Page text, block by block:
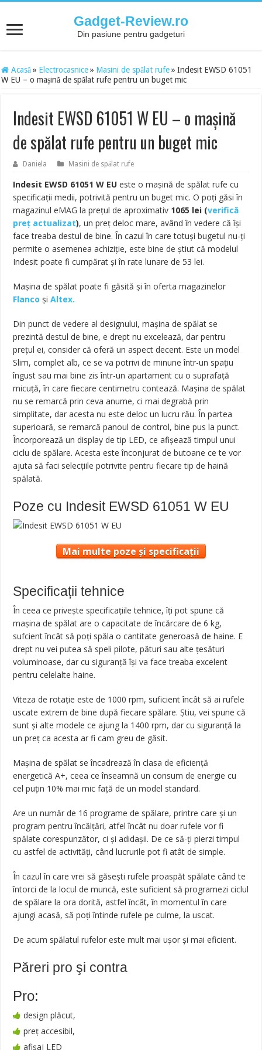
Gadget-Review.ro
Din pasiune pentru gadgeturi
Acasă » Electrocasnice » Masini de spălat rufe » Indesit EWSD 61051
W EU – o mașină de spălat rufe pentru un buget mic
Indesit EWSD 61051 W EU – o mașină
de spălat rufe pentru un buget mic
Daniela Masini de spălat rufe
Indesit EWSD 61051 W EUeste o mașină de spălat rufe cu
specificații medii, potrivită pentru un buget mic. O poți găsi în
magazinul eMAG la prețul de aproximativ 1065 lei (verifică
preț actualizat), un preț deloc mare, având în vedere că își
face treaba destul de bine. În cazul în care totuși bugetul nu-ți
permite o asemenea achiziție, este bine de știut că modelul
Indesit poate fi cumpărat și în rate lunare de 53 lei.
Mașina de spălat poate fi găsită și în oferta magazinelor
Flanco șiAltex.
Din punct de vedere al designului, mașina de spălat se
prezintă destul de bine, e drept nu excelează, dar pentru
prețul ei, consider că oferă un aspect decent. Este un model
Slim, complet alb, ce se va potrivi de minune într-un spațiu
îngust sau mai bine zis într-un apartament cu o suprafață
micuță, în care fiecare centimetru contează. Mașina de spălat
nu se remarcă prin ceva anume, ci mai degrabă prin
simplitate, dar acesta nu este deloc un lucru rău. În partea
superioară, se remarcă panoul de control, bine pus la punct.
Încorporează un display de tip LED, ce afișează timpul unui
ciclu de spălare. Acesta este înconjurat de butoane ce te vor
ajuta să faci selecțiile potrivite pentru fiecare tip de haină
spălată.
Poze cu Indesit EWSD 61051 W EU
Mai multe poze și specificații
Specificații tehnice
În ceea ce privește specificațiile tehnice, îți pot spune că
mașina de spălat are o capacitate de încărcare de 6 kg,
sufcient încât să poți spăla o cantitate generoasă de haine. E
drept nu vei putea să speli pilote, pături sau alte țesături
voluminoase, dar cu siguranță își va face treaba excelent
pentru celelalte haine.
Viteza de rotație este de 1000 rpm, suficient încât să ai rufele
uscate extrem de bine după fiecare spălare. Știu, vei spune că
sunt și alte modele ce ajung la 1400 rpm, dar cu siguranță la
un preț ca acesta ar fi cam greu de găsit.
Mașina de spălat se încadrează în clasa de eficiență
energetică A+, ceea ce înseamnă un consum de energie cu
cel puțin 10% mai mic față de un model standard.
Are un număr de 16 programe de spălare, printre care și un
program pentru încălțări, atfel încât nu doar rufele vor fi
spălate corespunzător, ci și adidașii. De ce să-ți pierzi timpul
cu astfel de activități, când lucrurile pot fi atât de simple.
În cazul în care vrei să găsești rufele proaspăt spălate când te
întorci de la locul de muncă, este suficient să programezi ciclul
de spălare la ora dorită, astfel încât, în momentul în care
ajungi acasă, să poți întinde rufele pe culme, la uscat.
De acum spălatul rufelor este mult mai ușor și mai eficient.
Păreri pro şi contra
Pro:
design plăcut,
preț accesibil,
afișaj LED